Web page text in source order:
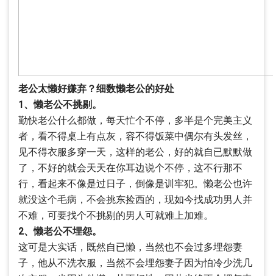
老公太懒好嫌弃？细数懒老公的好处
1、懒老公不挑剔。
勤快老公什么都做，每天忙个不停，多半是个完美主义
者，看不得桌上有点灰，容不得饭菜中偶尔有头发丝，
见不得衣服多穿一天，这样的老公，好的就自已默默做
了，不好的就会天天在你耳边说个不停，这不行那不
行，看起来不像是过日子，倒像是训牢犯。懒老公也许
就没这个毛病，不会挑东捡西的，现如今找成功男人并
不难，可要找个不挑剔的男人可就难上加难。
2、懒老公不埋怨。
这可是大实话，既然自已懒，当然也不会过多埋怨妻
子，他从不洗衣服，当然不会埋怨妻子因为怕冷少洗几